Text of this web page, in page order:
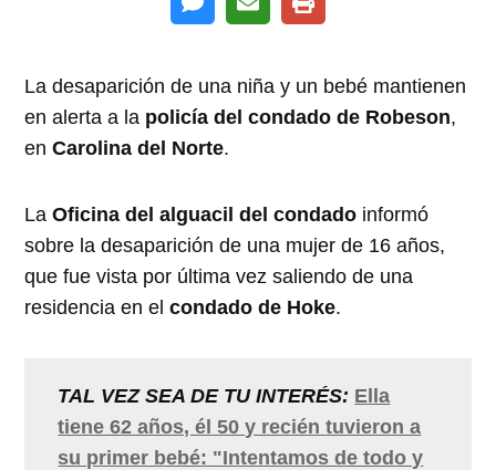
La desaparición de una niña y un bebé mantienen
en alerta a la policía del condado de Robeson,
enCarolina del Norte.
La Oficina del alguacil del condado informó
sobre la desaparición de una mujer de 16 años,
que fue vista por última vez saliendo de una
residencia en elcondado de Hoke.
TAL VEZ SEA DE TU INTERÉS: Ella
tiene 62 años, él 50 y recién tuvieron a
su primer bebé: "Intentamos de todo y